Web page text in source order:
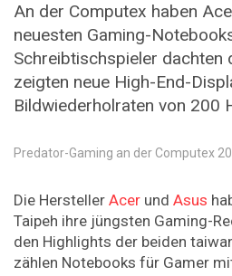
An der Computex haben
neuesten Gaming-
Schreibtischspieler dachten
zeigten neue High-End-
Bildwiederholraten von 200
Predator-Gaming an der Computex
Die Hersteller Acer und Asus
Taipeh ihre jüngsten Gaming-
den Highlights der beiden
zählen Notebooks für Gamer